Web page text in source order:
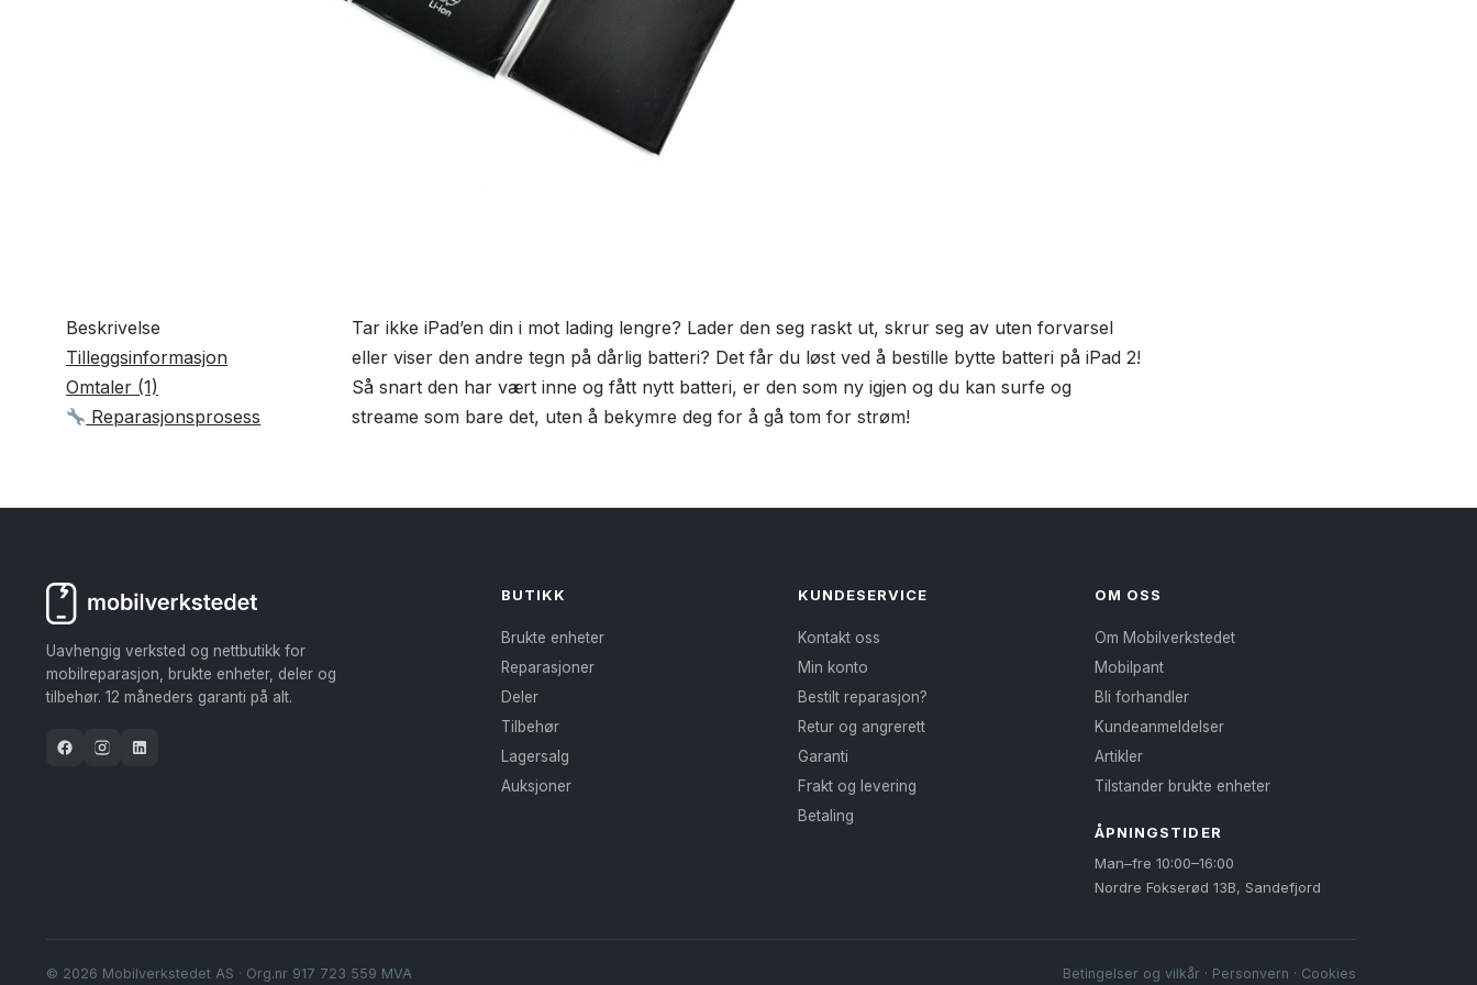
Beskrivelse
Tilleggsinformasjon
Omtaler (1)
Reparasjonsprosess
Tar ikke iPad’en din i mot lading lengre? Lader den seg raskt ut, skrur seg av uten forvarsel
eller viser den andre tegn på dårlig batteri? Det får du løst ved å bestille bytte batteri på iPad 2!
Så snart den har vært inne og fått nytt batteri, er den som ny igjen og du kan surfe og
streame som bare det, uten å bekymre deg for å gå tom for strøm!
Uavhengig verksted og nettbutikk for
mobilreparasjon, brukte enheter, deler og
tilbehør. 12 måneders garanti på alt.
BUTIKK
Brukte enheter
Reparasjoner
Deler
Tilbehør
Lagersalg
Auksjoner
KUNDESERVICE
Kontakt oss
Min konto
Bestilt reparasjon?
Retur og angrerett
Garanti
Frakt og levering
Betaling
OM OSS
Om Mobilverkstedet
Mobilpant
Bli forhandler
Kundeanmeldelser
Artikler
Tilstander brukte enheter
ÅPNINGSTIDER
Man–fre 10:00–16:00
Nordre Fokserød 13B, Sandefjord
© 2026 Mobilverkstedet AS · Org.nr 917 723 559 MVA Betingelser og vilkår · Personvern · Cookies